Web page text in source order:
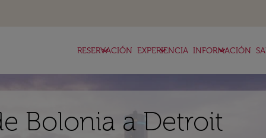
RESERVACIÓN
keyboard_arrow_down EXPERIENCIA
keyboard_arrow_down INFORMACIÓN
keyboard_arrow_down
Bolonia a Detroit